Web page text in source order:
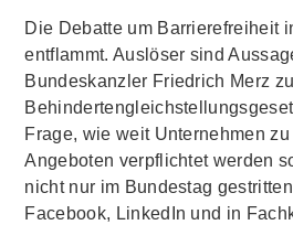
Die Debatte um Barrierefreiheit
entflammt. Auslöser sind
Bundeskanzler Friedrich Merz
Frage, wie weit Unternehmen
Angeboten verpflichtet werden
nicht nur im Bundestag
Facebook, LinkedIn und in